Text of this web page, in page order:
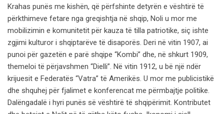
Krahas punës me kishën, që përfshinte detyrën e vështirë të
përkthimeve fetare nga greqishtja në shqip, Noli u mor me
mobilizimin e komunitetit për kauza të tilla patriotike, siç ishte
zgjimi kulturor i shqiptarëve të disaporës. Deri në vitin 1907, ai
punoi për gazetën e parë shqipe “Kombi” dhe, në shkurt 1909,
themeloi të përjavshmen “Dielli”. Në vitin 1912, u bë një ndër
krijuesit e Federatës “Vatra” të Amerikës. U mor me publicistikë
dhe shquhej për fjalimet e konferencat me përmbajtje politike.
Dalëngadalë i hyri punës së vështirë të shqipërimit. Kontributet